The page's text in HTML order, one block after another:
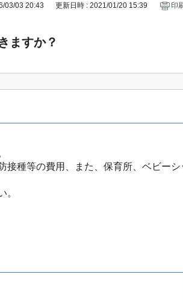
03/03 20:43 更新日時 : 2021/01/20 15:39 印
ますか？
接種等の費用、また、保育所、ベビーシ
。